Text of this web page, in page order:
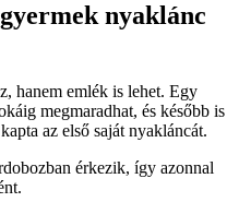
nyaklánc
hanem emlék is lehet. Egy
megmaradhat, és később is
az első saját nyakláncát.
érkezik, így azonnal